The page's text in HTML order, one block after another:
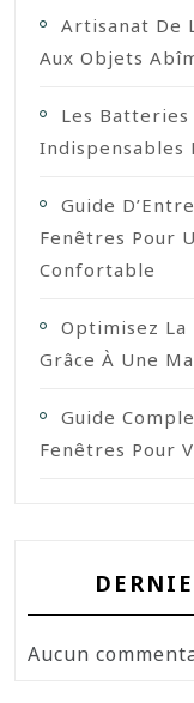
Artisanat De
Aux Objets
Les Batteries
Indispensables
Guide
Fenêtres Pour
Confortable
Optimisez La
Grâce À Une
Guide
Fenêtres Pour
Aucun